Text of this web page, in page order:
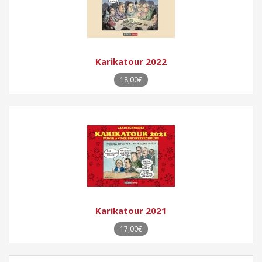
Karikatour 2022
18,00€
Karikatour 2021
17,00€